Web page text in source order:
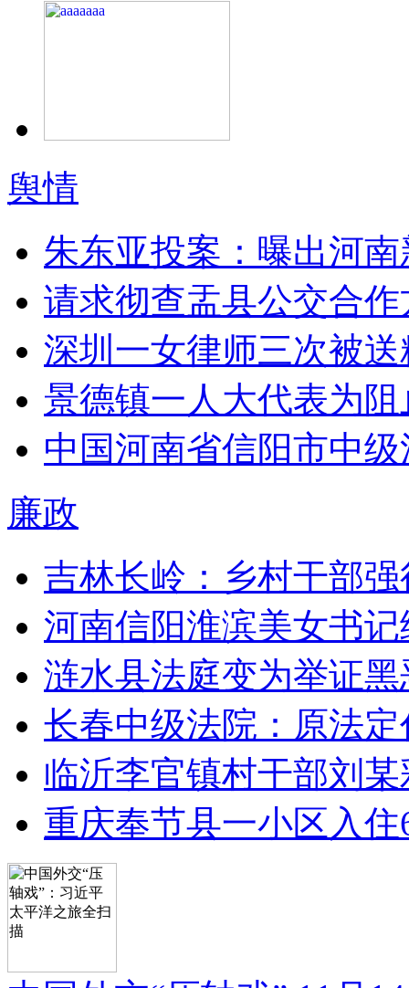
舆情
朱东亚投案：曝出河
请求彻查盂县公交合
深圳一女律师三次被
景德镇一人大代表为
中国河南省信阳市中
廉政
吉林长岭：乡村干部
河南信阳淮滨美女书
涟水县法庭变为举证
长春中级法院：原法
临沂李官镇村干部刘
重庆奉节县一小区入